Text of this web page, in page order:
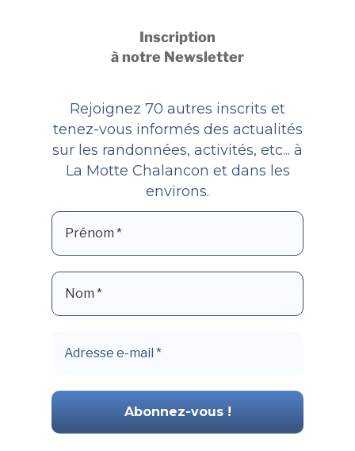
Inscription
à notre Newsletter
Rejoignez 70 autres inscrits et
tenez-vous informés des actualités
sur les randonnées, activités, etc... à
La Motte Chalancon et dans les
environs.